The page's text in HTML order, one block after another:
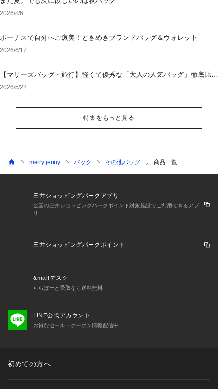
2026/8/6
ボーナスで自分へご褒美！ときめきブランドバッグ＆ウォレット
2026/6/17
【マザーズバッグ・旅行】軽くて優秀な「大人の人気バッグ」徹底比
較！後悔しない選び方
2026/5/22
特集をもっと見る
merry jenny バッグ その他バッグ 商品一覧
三井ショッピングパークアプリ
全国の三井ショッピングパークポイント対象施設でご利用できるアプ
リ
三井ショッピングパークポイント
&mallデスク
ららぽーと受取なら送料無料
LINE公式アカウント
お得なセール・クーポン情報配信中
初めての方へ